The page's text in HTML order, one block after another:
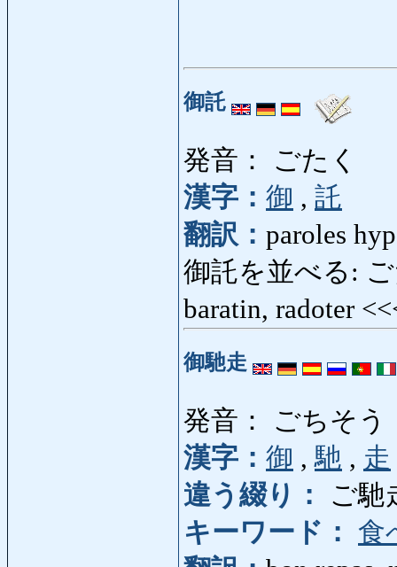
御託
発音： ごたく
漢字： 御 , 託
翻訳： paroles
御託を並べる:
baratin, radoter
御馳走
発音： ごちそう
漢字： 御 ,馳 , 走
違う綴り：
ご馳
キーワード：
食